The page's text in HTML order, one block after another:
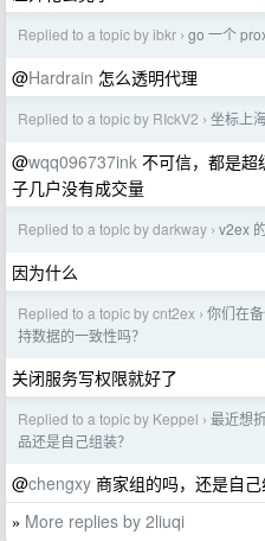
Replied to a topic by ibkr › go 一个
@Hardrain 怎么透明代理
Replied to a topic by RIckV2 › 坐标上
@wqq096737ink 不可信，都是超
子几户没有成交量
Replied to a topic by darkway › v2ex
因为什么
Replied to a topic by cnt2ex › 你们在
持数据的一致性吗？
关闭服务写权限就好了
Replied to a topic by Keppel › 最近想
品还是自己组装？
@chengxy 商家组的吗，还是自己
» More replies by 2liuqi